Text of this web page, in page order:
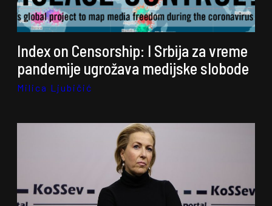
Index on Censorship: I Srbija za vreme
pandemije ugrožava medijske slobode
Milica Ljubičić